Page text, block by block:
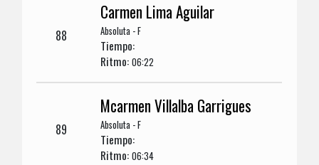
88
Carmen Lima Aguilar
Absoluta - F
Tiempo:
Ritmo:06:22
89
Mcarmen Villalba Garrigues
Absoluta - F
Tiempo:
Ritmo:06:34